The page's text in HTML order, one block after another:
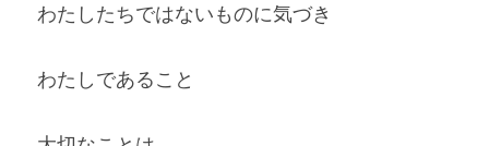
わたしたちではないものに気づき
わたしであること